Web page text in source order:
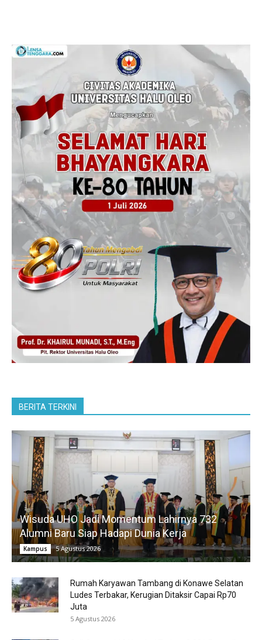
BERITA TERKINI
Wisuda UHO Jadi Momentum Lahirnya 732
Alumni Baru Siap Hadapi Dunia Kerja
Kampus 5 Agustus 2026
Rumah Karyawan Tambang di Konawe Selatan
Ludes Terbakar, Kerugian Ditaksir Capai Rp70
Juta
5 Agustus 2026